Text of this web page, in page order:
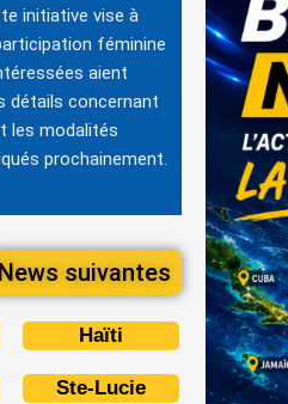
initiative vise à
féminine
aient
détails concernant
les modalités
prochainement.
News suivantes
Haïti
Ste-Lucie